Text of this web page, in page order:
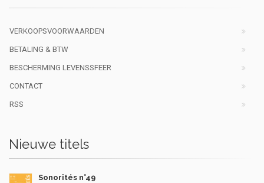
VERKOOPSVOORWAARDEN
BETALING & BTW
BESCHERMING LEVENSSFEER
CONTACT
RSS
Nieuwe titels
Sonorités n°49